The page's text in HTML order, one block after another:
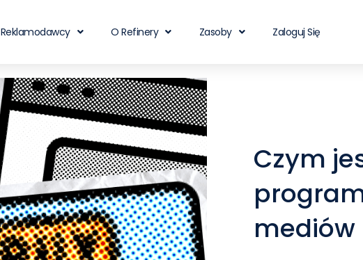
Reklamodawcy O Refinery Zasoby Zaloguj Się
Czym
mediów